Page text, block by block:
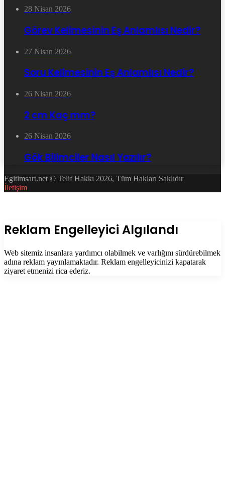
28 Nisan 2026
Görev Kelimesinin Eş Anlamlısı Nedir?
27 Nisan 2026
Soru Kelimesinin Eş Anlamlısı Nedir?
26 Nisan 2026
2 cm Kaç mm?
26 Nisan 2026
Gök Bilimciler Nasıl Yazılır?
Egitimsart.net © Telif Hakkı 2026, Tüm Hakları Saklıdır
İletişim
Kapalı
Reklam Engelleyici Algılandı
Web sitemiz insanlara yardımcı olabilmek ve varlığını sürdürebilmek
adına reklam yayınlamaktadır. Reklam engelleyicinizi kapatarak
ziyaret etmenizi rica ederiz.